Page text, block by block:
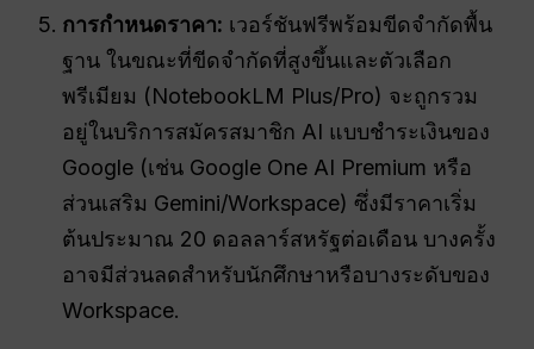
การกำหนดราคา: เวอร์ชันฟรีพร้อมขีดจำกัดพื้น
ฐาน ในขณะที่ขีดจำกัดที่สูงขึ้นและตัวเลือก
พรีเมียม (NotebookLM Plus/Pro) จะถูกรวม
อยู่ในบริการสมัครสมาชิก AI แบบชำระเงินของ
Google (เช่น Google One AI Premium หรือ
ส่วนเสริม Gemini/Workspace) ซึ่งมีราคาเริ่ม
ต้นประมาณ 20 ดอลลาร์สหรัฐต่อเดือน บางครั้ง
อาจมีส่วนลดสำหรับนักศึกษาหรือบางระดับของ
Workspace.